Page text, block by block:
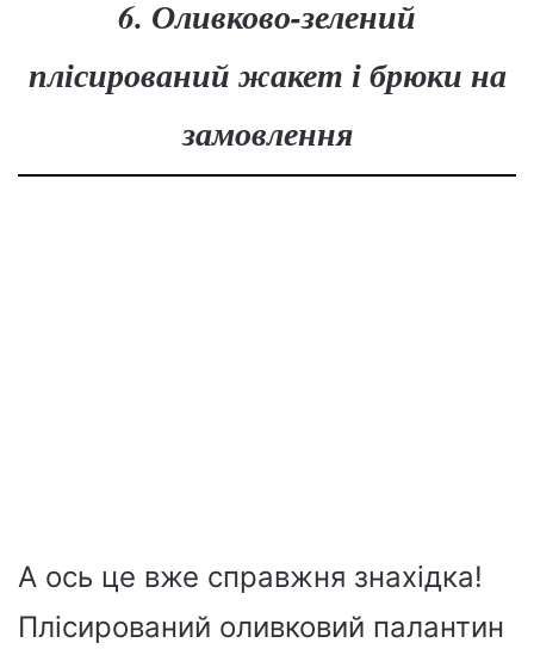
6. Оливково-зелений
плісирований жакет і брюки на
замовлення
А ось це вже справжня знахідка!
Плісирований оливковий палантин